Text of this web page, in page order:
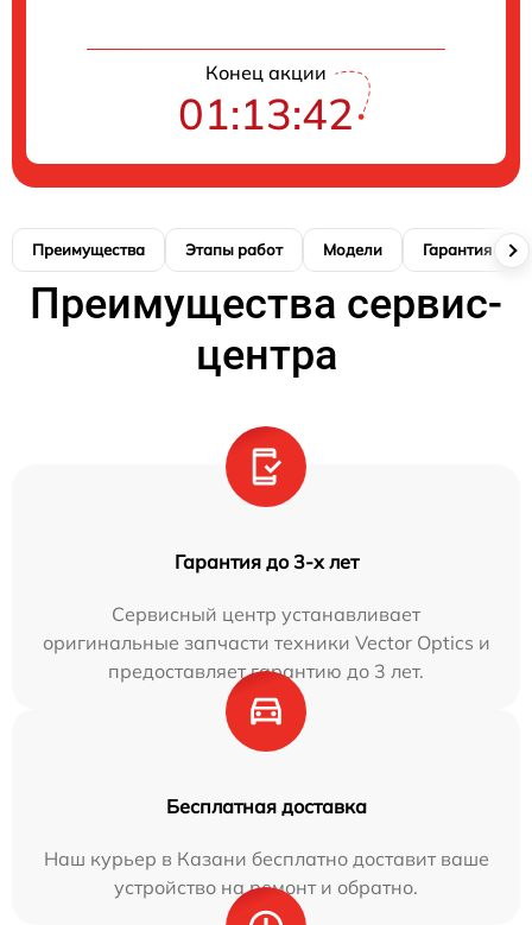
Конец акции
01:13:41
Преимущества Этапы работ Модели Гарантия
Преимущества сервис-
центра
Гарантия до 3-х лет
Сервисный центр устанавливает
оригинальные запчасти техники Vector Optics и
предоставляет гарантию до 3 лет.
Бесплатная доставка
Наш курьер в Казани бесплатно доставит ваше
устройство на ремонт и обратно.